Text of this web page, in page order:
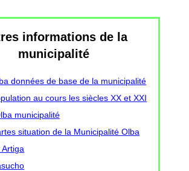
informations de la
municipalité
données de base de la municipalité
au cours les siècles XX et XXI
municipalité
situation de la Municipalité Olba
Artiga